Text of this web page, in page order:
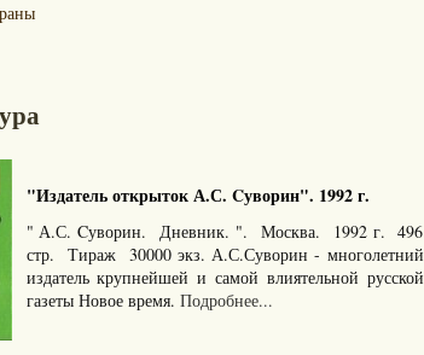
"Издатель открыток А.С. Cуворин". 1992 г.
" А.С. Cуворин. Дневник. ". Москва. 1992 г. 496
стр. Тираж 30000 экз. А.С.Суворин - многолетний
издатель крупнейшей и самой влиятельной русской
газеты Новое время. Подробнее...